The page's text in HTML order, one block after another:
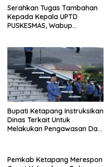
Serahkan Tugas Tambahan
Kepada Kepala UPTD
PUSKESMAS, Wabup
Baik
Bupati Ketapang Instruksikan
Dinas Terkait Untuk
Melakukan Pengawasan Dan
Pemkab Ketapang Merespon